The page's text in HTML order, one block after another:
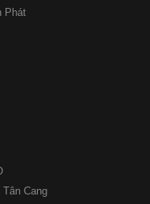
Phát
Cang